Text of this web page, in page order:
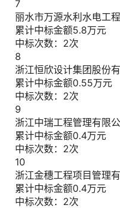
7
丽水市万源水利水电工
累计中标金额5.8万元
中标次数：2次
8
浙江恒欣设计集团股份
累计中标金额0.55万元
中标次数：2次
9
浙江中瑞工程管理有限
累计中标金额0.4万元
中标次数：2次
10
浙江金穗工程项目管理
累计中标金额0.4万元
中标次数：2次